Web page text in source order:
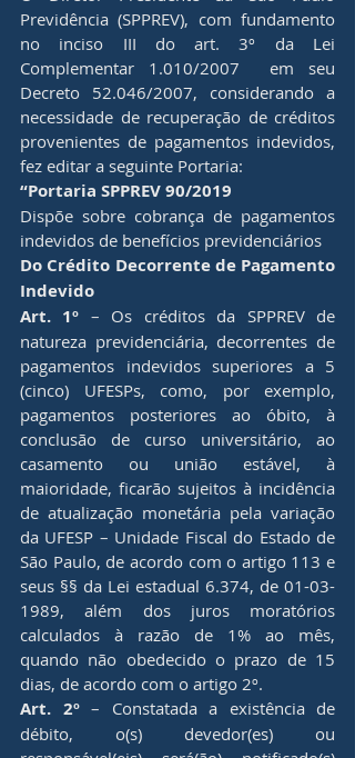
Previdência (SPPREV), com fundamento
no inciso III do art. 3º da Lei
Complementar 1.010/2007  em seu
Decreto 52.046/2007, considerando a
necessidade de recuperação de créditos
provenientes de pagamentos indevidos,
fez editar a seguinte Portaria:
“Portaria SPPREV 90/2019
Dispõe sobre cobrança de pagamentos
indevidos de benefícios previdenciários
Do Crédito Decorrente de Pagamento
Indevido
Art. 1º – Os créditos da SPPREV de
natureza previdenciária, decorrentes de
pagamentos indevidos superiores a 5
(cinco) UFESPs, como, por exemplo,
pagamentos posteriores ao óbito, à
conclusão de curso universitário, ao
casamento ou união estável, à
maioridade, ficarão sujeitos à incidência
de atualização monetária pela variação
da UFESP – Unidade Fiscal do Estado de
São Paulo, de acordo com o artigo 113 e
seus §§ da Lei estadual 6.374, de 01-03-
1989, além dos juros moratórios
calculados à razão de 1% ao mês,
quando não obedecido o prazo de 15
dias, de acordo com o artigo 2º.
Art. 2º – Constatada a existência de
débito, o(s) devedor(es) ou